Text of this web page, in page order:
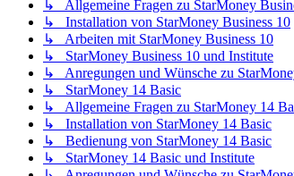
↳ Allgemeine Fragen zu StarMoney
↳ Installation von StarMoney Business 10
↳ Arbeiten mit StarMoney Business 10
↳ StarMoney Business 10 und Institute
↳ Anregungen und Wünsche zu
↳ StarMoney 14 Basic
↳ Allgemeine Fragen zu StarMoney 14
↳ Installation von StarMoney 14 Basic
↳ Bedienung von StarMoney 14 Basic
↳ StarMoney 14 Basic und Institute